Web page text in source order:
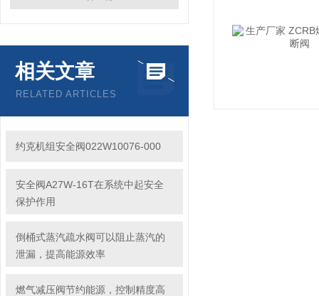
相关文章
RELATED ARTICLES
约克机组安全阀022W10076-000
安全阀A27W-16T在系统中起安全
保护作用
倒桶式蒸汽疏水阀可以阻止蒸汽的
泄漏，提高能源效率
燃气减压阀节约能源，控制精度高